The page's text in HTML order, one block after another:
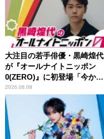
大注目の若手俳優・黒崎煌代
が『オールナイトニッポン
0(ZERO)』に初登場「今から
とてもワクワクしておりま
す！」
2026.08.08